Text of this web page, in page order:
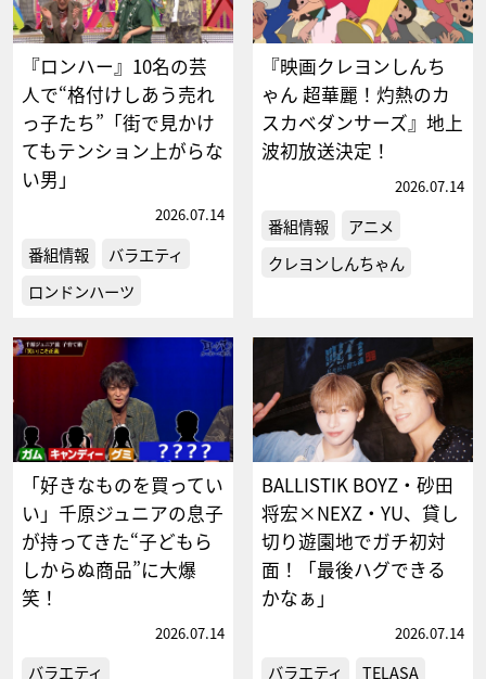
『ロンハー』10名の芸
人で“格付けしあう売れ
っ子たち”「街で見かけ
てもテンション上がらな
い男」
2026.07.14
番組情報
バラエティ
ロンドンハーツ
『映画クレヨンしんち
ゃん 超華麗！灼熱のカ
スカベダンサーズ』地上
波初放送決定！
2026.07.14
番組情報
アニメ
クレヨンしんちゃん
「好きなものを買ってい
い」千原ジュニアの息子
が持ってきた“子どもら
しからぬ商品”に大爆
笑！
2026.07.14
バラエティ
BALLISTIK BOYZ・砂田
将宏×NEXZ・YU、貸し
切り遊園地でガチ初対
面！「最後ハグできる
かなぁ」
2026.07.14
バラエティ TELASA